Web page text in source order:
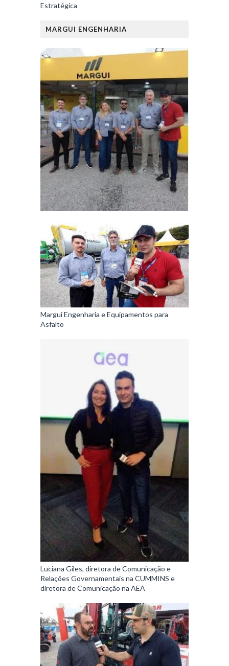
Estratégica
MARGUI ENGENHARIA
Margui Engenharia e Equipamentos para
Asfalto
Luciana Giles, diretora de Comunicação e
Relações Governamentais na CUMMINS e
diretora de Comunicação na AEA